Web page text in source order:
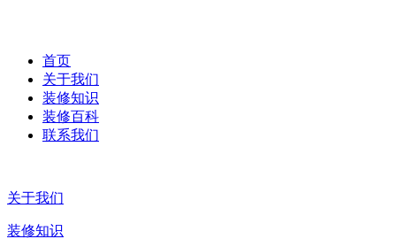
首页
关于我们
装修知识
装修百科
联系我们
关于我们
装修知识